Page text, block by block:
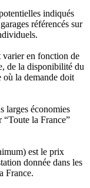
indiqués
référencés sur
varier en fonction de
de la disponibilité du
où la demande doit
larges économies
“Toute la France”
est le prix
donnée dans les
France.